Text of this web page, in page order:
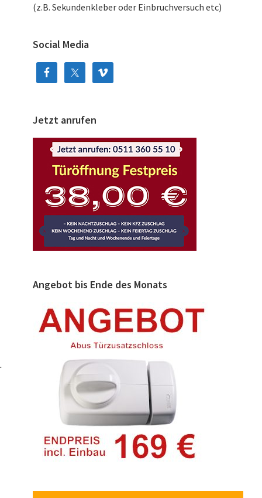
(z.B. Sekundenkleber oder Einbruchversuch etc)
Social Media
Jetzt anrufen
Angebot bis Ende des Monats